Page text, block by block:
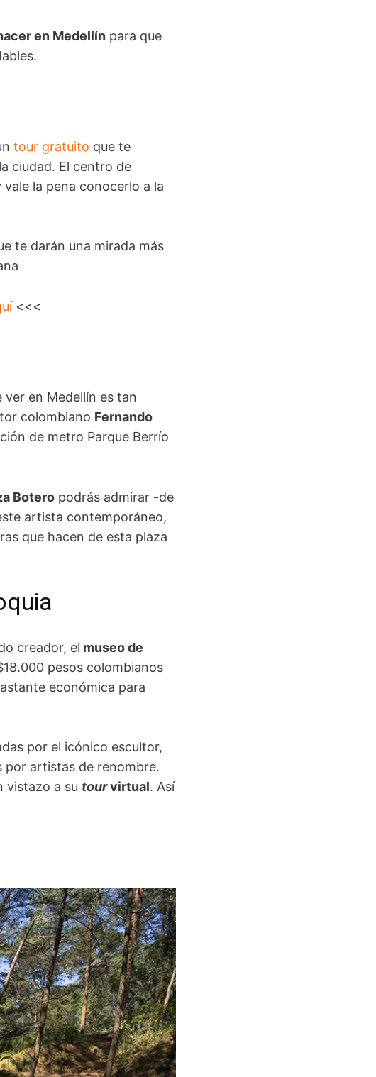
en Medellín para que
tour gratuito que te
ciudad. El centro de
la pena conocerlo a la
te darán una mirada más
<<<
ver en Medellín es tan
colombiano Fernando
de metro Parque Berrío
Botero podrás admirar -de
artista contemporáneo,
que hacen de esta plaza
creador, el museo de
pesos colombianos
económica para
por el icónico escultor,
por artistas de renombre.
vistazo a su tourvirtual. Así